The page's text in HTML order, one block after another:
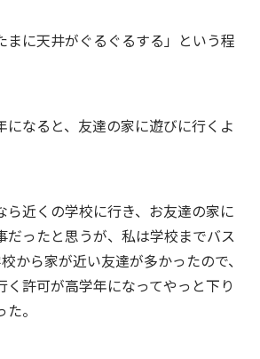
まに天井がぐるぐるする」という程
になると、友達の家に遊びに行くよ
ら近くの学校に行き、お友達の家に
だったと思うが、私は学校までバス
から家が近い友達が多かったので、
く許可が高学年になってやっと下り
。